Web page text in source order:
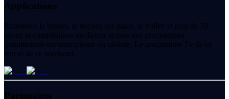
Applications
Retrouvez le basket, le hockey sur glace, le volley et plus de 70
sports et compétitions en directs et tous nos programmes
gratuitement sur smartphone ou tablette. Le programme Tv de ce
soir et de ce weekend.
Partenaires